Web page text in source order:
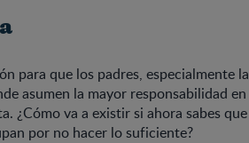
para que los padres, especialmente
asumen la mayor responsabilidad
¿Cómo va a existir si ahora sabes
por no hacer lo suficiente?